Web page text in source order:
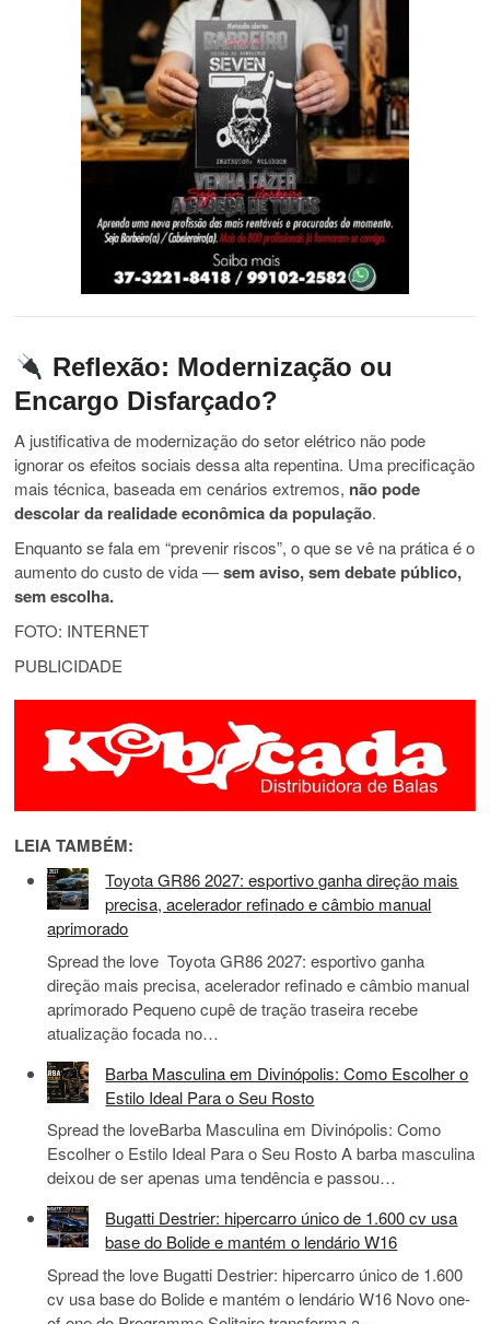
Reflexão: Modernização ou
Encargo Disfarçado?
A justificativa de modernização do setor elétrico não pode
ignorar os efeitos sociais dessa alta repentina. Uma precificação
mais técnica, baseada em cenários extremos, não pode
descolar da realidade econômica da população.
Enquanto se fala em “prevenir riscos”, o que se vê na prática é o
aumento do custo de vida —sem aviso, sem debate público,
sem escolha.
FOTO: INTERNET
PUBLICIDADE
LEIA TAMBÉM:
Toyota GR86 2027: esportivo ganha direção mais
precisa, acelerador refinado e câmbio manual
aprimorado
Spread the love Toyota GR86 2027: esportivo ganha
direção mais precisa, acelerador refinado e câmbio manual
aprimorado Pequeno cupê de tração traseira recebe
atualização focada no…
Barba Masculina em Divinópolis: Como Escolher o
Estilo Ideal Para o Seu Rosto
Spread the loveBarba Masculina em Divinópolis: Como
Escolher o Estilo Ideal Para o Seu Rosto A barba masculina
deixou de ser apenas uma tendência e passou…
Bugatti Destrier: hipercarro único de 1.600 cv usa
base do Bolide e mantém o lendário W16
Spread the love Bugatti Destrier: hipercarro único de 1.600
cv usa base do Bolide e mantém o lendário W16 Novo one-